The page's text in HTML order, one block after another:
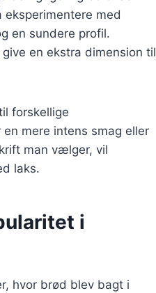
med
en sundere profil.
en ekstra dimension til
forskellige
mere intens smag eller
man vælger, vil
laks.
i
hvor brød blev bagt i